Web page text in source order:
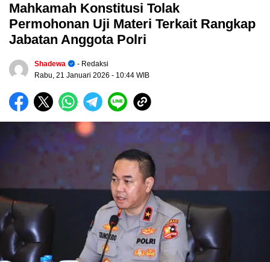
Mahkamah Konstitusi Tolak
Permohonan Uji Materi Terkait Rangkap
Jabatan Anggota Polri
Shadewa
- Redaksi
Rabu, 21 Januari 2026 - 10:44 WIB